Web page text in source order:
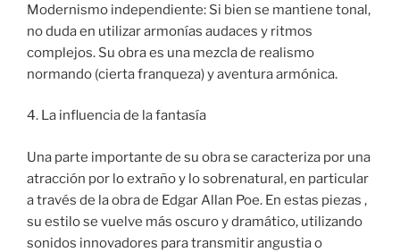
Modernismo independiente: Si bien se mantiene tonal,
no duda en utilizar armonías audaces y ritmos
complejos. Su obra es una mezcla de realismo
normando (cierta franqueza) y aventura armónica.
4. La influencia de la fantasía
Una parte importante de su obra se caracteriza por una
atracción por lo extraño y lo sobrenatural, en particular
a través de la obra de Edgar Allan Poe. En estas piezas ,
su estilo se vuelve más oscuro y dramático, utilizando
sonidos innovadores para transmitir angustia o